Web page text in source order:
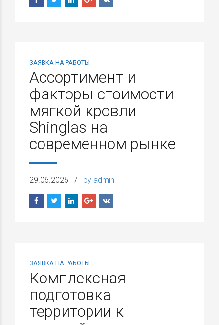
ЗАЯВКА НА РАБОТЫ
Ассортимент и
факторы стоимости
мягкой кровли
Shinglas на
современном рынке
29.06.2026 by admin
ЗАЯВКА НА РАБОТЫ
Комплексная
подготовка
территории к